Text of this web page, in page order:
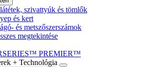
szivattyúk és tömlők
és kert
és metszőszerszámok
megtekintése
PREMIER™
+ Technológia